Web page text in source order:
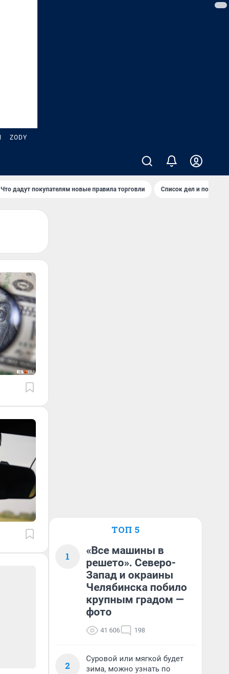
ZODY
Что дадут покупателям новые правила торговли Список дел и покупок
ТОП 5
1
«Все машины в
решето». Северо-
Запад и окраины
Челябинска побило
крупным градом —
фото
41 606 198
2
Суровой или мягкой будет
зима, можно узнать по